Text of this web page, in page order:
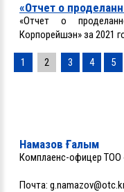
«Отчет о
«Отчет о
Корпорейшэн» за 2021
1 2 3 4 5
Намазов Ғалым
Комплаенс-офицер ТОО
Почта: